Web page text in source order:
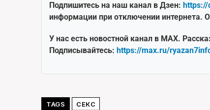
Подпишитесь на наш канал в Дзен:
информации при отключении интернета.
У нас есть новостной канал в MAX.
Подписывайтесь: https://max.ru/
TAGS СЕКС